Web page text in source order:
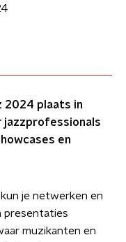
2024 plaats in
jazzprofessionals
en
je netwerken en
presentaties
muzikanten en